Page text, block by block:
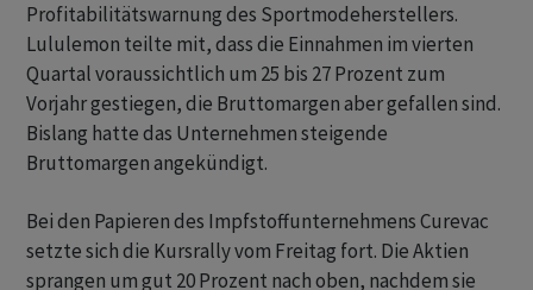
Profitabilitätswarnung des Sportmodeherstellers.
Lululemon teilte mit, dass die Einnahmen im vierten
Quartal voraussichtlich um 25 bis 27 Prozent zum
Vorjahr gestiegen, die Bruttomargen aber gefallen sind.
Bislang hatte das Unternehmen steigende
Bruttomargen angekündigt.
Bei den Papieren des Impfstoffunternehmens Curevac
setzte sich die Kursrally vom Freitag fort. Die Aktien
sprangen um gut 20 Prozent nach oben, nachdem sie